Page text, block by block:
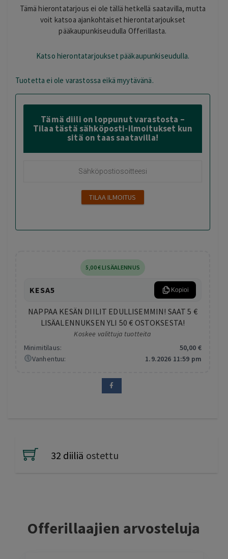
Tämä hierontatarjous ei ole tällä hetkellä saatavilla, mutta
voit katsoa ajankohtaiset hierontatarjoukset
pääkaupunkiseudulla Offerillasta.
Katso hierontatarjoukset pääkaupunkiseudulla.
Tuotetta ei ole varastossa eikä myytävänä.
Tämä diili on loppunut varastosta –
Tilaa tästä sähköposti-ilmoitukset kun
sitä on taas saatavilla!
5 ,00€LISÄALENNUS
KESA5 Kopioi
NAPPAA KESÄN DIILIT EDULLISEMMIN! SAAT 5 €
LISÄALENNUKSEN YLI 50 € OSTOKSESTA!
Koskee valittuja tuotteita
Minimitilaus:
50,00 €
Vanhentuu:
1.9.2026 11:59 pm
32 diiliä ostettu
Offerillaajien arvosteluja